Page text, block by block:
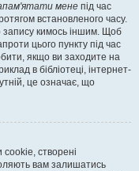
мене під час
встановленого часу.
запису кимось іншим. Щоб
цього пункту під час
якщо ви заходите на
в бібліотеці, інтернет-
це означає, що
створені
вам залишатись